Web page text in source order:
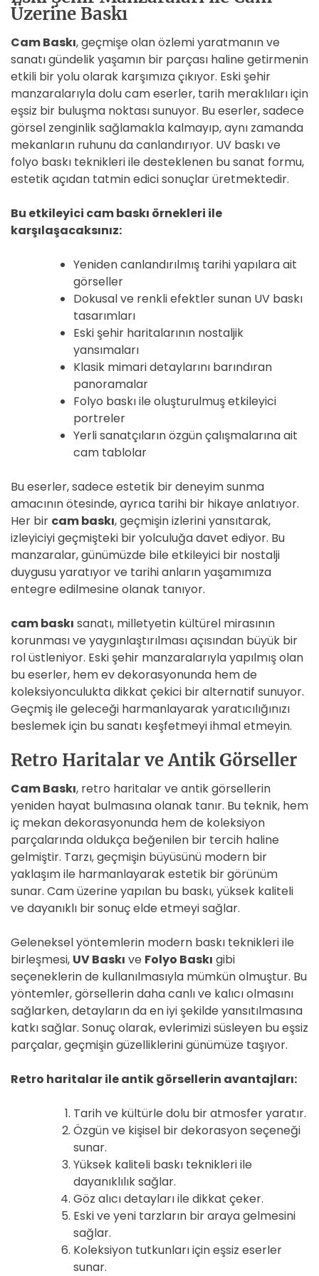
Üzerine Baskı
Cam Baskı, geçmişe olan özlemi yaratmanın ve
sanatı gündelik yaşamın bir parçası haline getirmenin
etkili bir yolu olarak karşımıza çıkıyor. Eski şehir
manzaralarıyla dolu cam eserler, tarih meraklıları için
eşsiz bir buluşma noktası sunuyor. Bu eserler, sadece
görsel zenginlik sağlamakla kalmayıp, aynı zamanda
mekanların ruhunu da canlandırıyor. UV baskı ve
folyo baskı teknikleri ile desteklenen bu sanat formu,
estetik açıdan tatmin edici sonuçlar üretmektedir.
Bu etkileyici cam baskı örnekleri ile
karşılaşacaksınız:
Yeniden canlandırılmış tarihi yapılara ait
görseller
Dokusal ve renkli efektler sunan UV baskı
tasarımları
Eski şehir haritalarının nostaljik
yansımaları
Klasik mimari detaylarını barındıran
panoramalar
Folyo baskı ile oluşturulmuş etkileyici
portreler
Yerli sanatçıların özgün çalışmalarına ait
cam tablolar
Bu eserler, sadece estetik bir deneyim sunma
amacının ötesinde, ayrıca tarihi bir hikaye anlatıyor.
Her bir cam baskı, geçmişin izlerini yansıtarak,
izleyiciyi geçmişteki bir yolculuğa davet ediyor. Bu
manzaralar, günümüzde bile etkileyici bir nostalji
duygusu yaratıyor ve tarihi anların yaşamımıza
entegre edilmesine olanak tanıyor.
cam baskı sanatı, milletyetin kültürel mirasının
korunması ve yaygınlaştırılması açısından büyük bir
rol üstleniyor. Eski şehir manzaralarıyla yapılmış olan
bu eserler, hem ev dekorasyonunda hem de
koleksiyonculukta dikkat çekici bir alternatif sunuyor.
Geçmiş ile geleceği harmanlayarak yaratıcılığınızı
beslemek için bu sanatı keşfetmeyi ihmal etmeyin.
Retro Haritalar ve Antik Görseller
Cam Baskı, retro haritalar ve antik görsellerin
yeniden hayat bulmasına olanak tanır. Bu teknik, hem
iç mekan dekorasyonunda hem de koleksiyon
parçalarında oldukça beğenilen bir tercih haline
gelmiştir. Tarzı, geçmişin büyüsünü modern bir
yaklaşım ile harmanlayarak estetik bir görünüm
sunar. Cam üzerine yapılan bu baskı, yüksek kaliteli
ve dayanıklı bir sonuç elde etmeyi sağlar.
Geleneksel yöntemlerin modern baskı teknikleri ile
birleşmesi, UV Baskı ve Folyo Baskı gibi
seçeneklerin de kullanılmasıyla mümkün olmuştur. Bu
yöntemler, görsellerin daha canlı ve kalıcı olmasını
sağlarken, detayların da en iyi şekilde yansıtılmasına
katkı sağlar. Sonuç olarak, evlerimizi süsleyen bu eşsiz
parçalar, geçmişin güzelliklerini günümüze taşıyor.
Retro haritalar ile antik görsellerin avantajları:
Tarih ve kültürle dolu bir atmosfer yaratır.
Özgün ve kişisel bir dekorasyon seçeneği
sunar.
Yüksek kaliteli baskı teknikleri ile
dayanıklılık sağlar.
Göz alıcı detayları ile dikkat çeker.
Eski ve yeni tarzların bir araya gelmesini
sağlar.
Koleksiyon tutkunları için eşsiz eserler
sunar.